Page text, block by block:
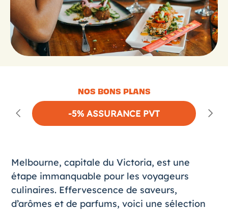
NOS BONS PLANS
-5% ASSURANCE PVT
Melbourne, capitale du Victoria, est une
étape immanquable pour les voyageurs
culinaires. Effervescence de saveurs,
d’arômes et de parfums, voici une sélection